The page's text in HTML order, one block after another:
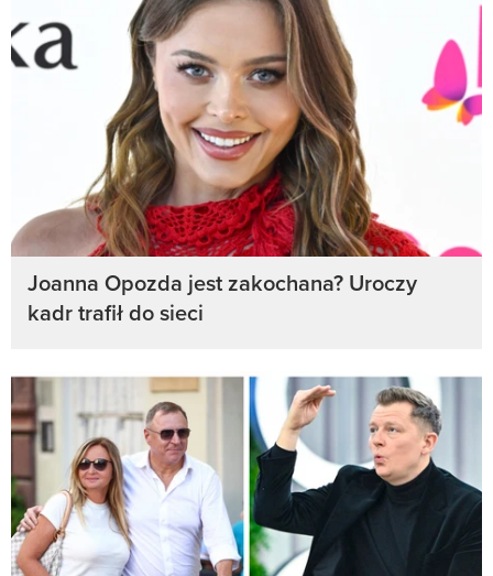
Joanna Opozda jest zakochana? Uroczy
kadr trafił do sieci